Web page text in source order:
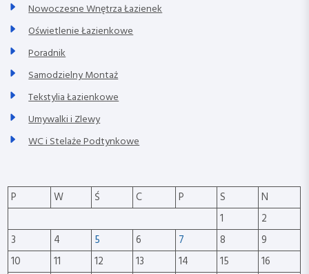
Nowoczesne Wnętrza Łazienek
Oświetlenie Łazienkowe
Poradnik
Samodzielny Montaż
Tekstylia Łazienkowe
Umywalki i Zlewy
WC i Stelaże Podtynkowe
P W Ś C P S
N
1
2
3
4 5 6 7 8
9
10
11 12 13 14 15
16